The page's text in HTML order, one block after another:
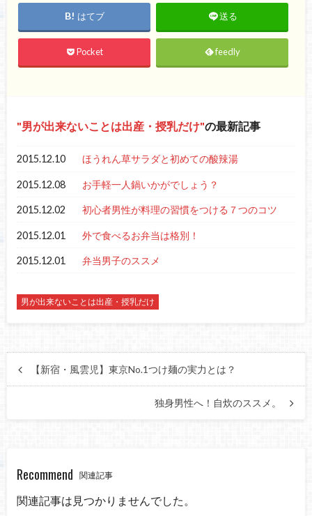
はてブ 送る
Pocket feedly
男が出来ないことは出産・授乳だけ の最新記事
2015.12.10 ほうれん草サラダと初めての酸辣湯
2015.12.08 お手軽一人鍋いかがでしょう？
2015.12.02 初心者男性が料理の習慣をつける７つのコツ
2015.12.01 外で食べるお弁当は格別！
2015.12.01 弁当男子のススメ
男が出来ないことは出産・授乳だけ
【新宿・風雲児】東京No.1つけ麺の実力とは？
独身男性へ！自炊のススメ。
Recommend 関連記事
関連記事は見つかりませんでした。